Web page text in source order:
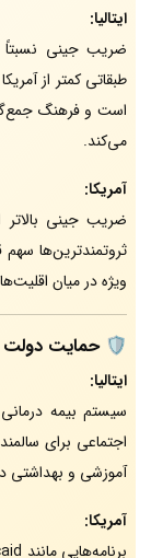
ایتالیا:
ضریب جینی نسبتاً
طبقاتی کمتر از
است و فرهنگ
می‌کند.
آمریکا:
ضریب جینی
ثروتمندترین‌ها
ویژه در میان
🛡️ حمایت دولت
ایتالیا:
سیستم بیمه
اجتماعی برای
آموزشی و بهداشتی
آمریکا: